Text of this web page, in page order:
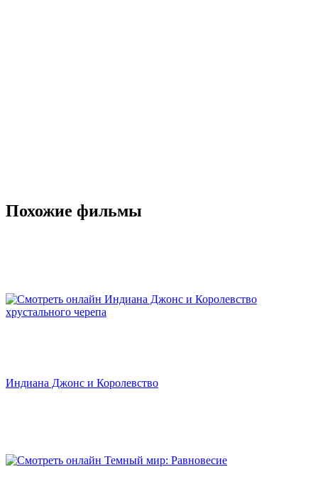
Похожие фильмы
Индиана Джонс и Королевство